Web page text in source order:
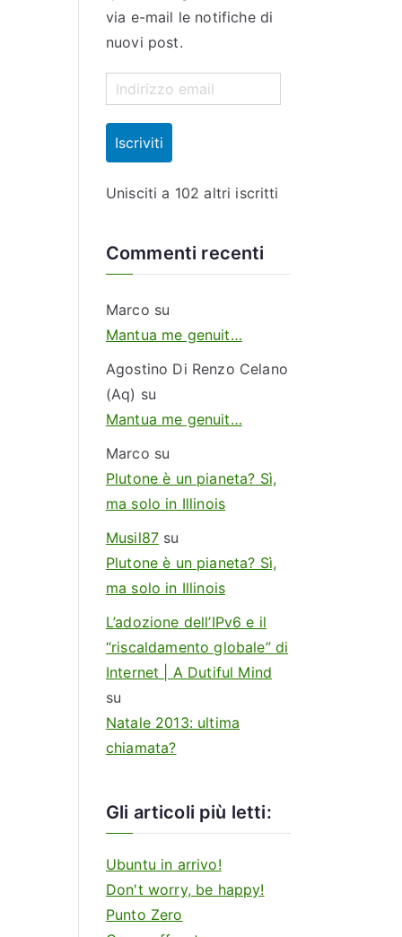
e
via e-mail le notifiche di
nuovi post.
n
i
r
z
e
m
a
i
l
Iscriviti
Unisciti a 102 altri iscritti
Commenti recenti
Marco su
Mantua me genuit…
Agostino Di Renzo Celano
(Aq) su
Mantua me genuit…
Marco su
Plutone è un pianeta? Sì,
ma solo in Illinois
Musil87 su
Plutone è un pianeta? Sì,
ma solo in Illinois
L’adozione dell’IPv6 e il
“riscaldamento globale” di
Internet | A Dutiful Mind
su
Natale 2013: ultima
chiamata?
Gli articoli più letti:
Ubuntu in arrivo!
Don't worry, be happy!
Punto Zero